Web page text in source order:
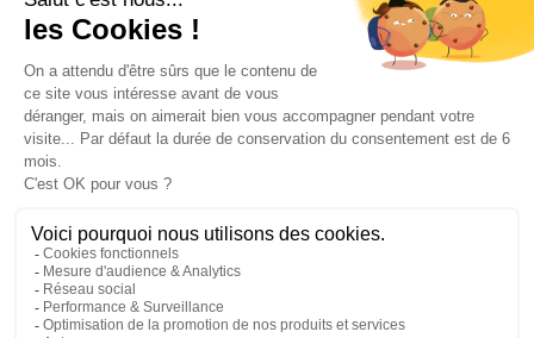
Blog
Contact
©2026 ANEO - All rights reserved